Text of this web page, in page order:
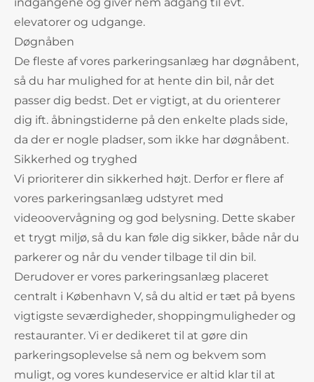
elevatorer og udgange.
Døgnåben
De fleste af vores parkeringsanlæg har døgnåbent,
så du har mulighed for at hente din bil, når det
passer dig bedst. Det er vigtigt, at du orienterer
dig ift. åbningstiderne på den enkelte plads side,
da der er nogle pladser, som ikke har døgnåbent.
Sikkerhed og tryghed
Vi prioriterer din sikkerhed højt. Derfor er flere af
vores parkeringsanlæg udstyret med
videoovervågning og god belysning. Dette skaber
et trygt miljø, så du kan føle dig sikker, både når du
parkerer og når du vender tilbage til din bil.
Derudover er vores parkeringsanlæg placeret
centralt i København V, så du altid er tæt på byens
vigtigste seværdigheder, shoppingmuligheder og
restauranter. Vi er dedikeret til at gøre din
parkeringsoplevelse så nem og bekvem som
muligt, og vores kundeservice er altid klar til at